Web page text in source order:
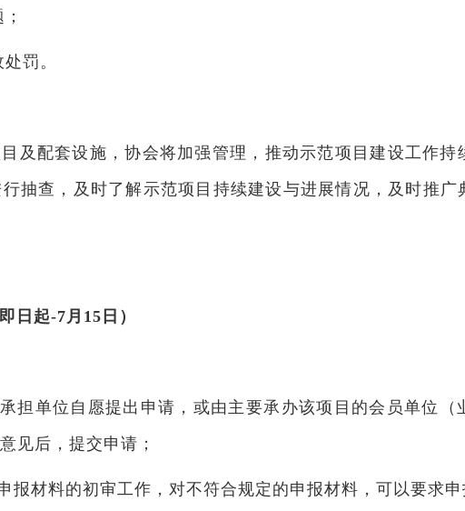
罚。
及配套设施，协会将加强管理，推动示范项目建设工作持
抽查，及时了解示范项目持续建设与进展情况，及时推广
日起-7月15日 ）
担单位自愿提出申请，或由主要承办该项目的会员单位（
见后，提交申请；
报材料的初审工作，对不符合规定的申报材料，可以要求申